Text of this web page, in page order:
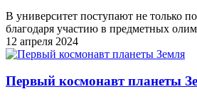
В университет поступают не только
благодаря участию в предметных
12 апреля 2024
Первый космонавт планеты